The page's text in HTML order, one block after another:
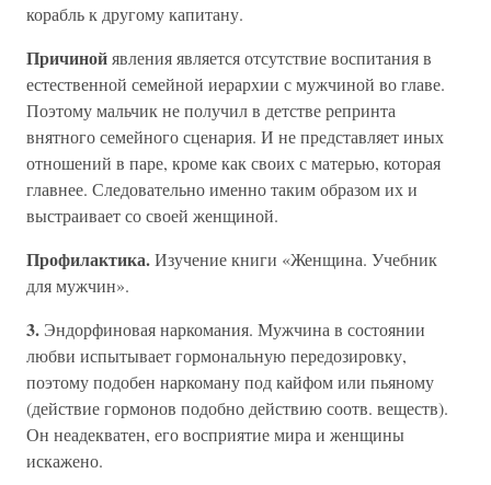
корабль к другому капитану.
Причинойявления является отсутствие воспитания в
естественной семейной иерархии с мужчиной во главе.
Поэтому мальчик не получил в детстве репринта
внятного семейного сценария. И не представляет иных
отношений в паре, кроме как своих с матерью, которая
главнее. Следовательно именно таким образом их и
выстраивает со своей женщиной.
Профилактика.Изучение книги «Женщина. Учебник
для мужчин».
3. Эндорфиновая наркомания. Мужчина в состоянии
любви испытывает гормональную передозировку,
поэтому подобен наркоману под кайфом или пьяному
(действие гормонов подобно действию соотв. веществ).
Он неадекватен, его восприятие мира и женщины
искажено.